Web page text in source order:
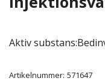
Aktiv
Artikelnummer: 571647